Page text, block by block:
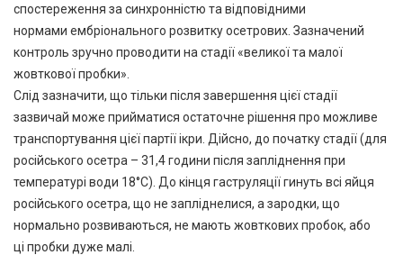
спостереження за синхронністю та відповідними
нормами ембріонального розвитку осетрових. Зазначений
контроль зручно проводити на стадії «великої та малої
жовткової пробки».
Слід зазначити, що тільки після завершення цієї стадії
зазвичай може прийматися остаточне рішення про можливе
транспортування цієї партії ікри. Дійсно, до початку стадії (для
російського осетра – 31,4 години після запліднення при
температурі води 18°С). До кінця гаструляції гинуть всі яйця
російського осетра, що не запліднелися, а зародки, що
нормально розвиваються, не мають жовткових пробок, або
ці пробки дуже малі.